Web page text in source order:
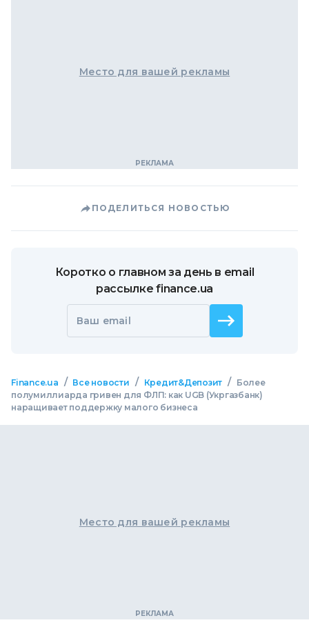
Место для вашей рекламы
ПОДЕЛИТЬСЯ НОВОСТЬЮ
Коротко о главном за день в email
рассылке finance.ua
Ваш email
Finance.ua / Все новости / Кредит&Депозит /
Более
полумиллиарда гривен для ФЛП: как UGB (Укргазбанк)
наращивает поддержку малого бизнеса
Место для вашей рекламы